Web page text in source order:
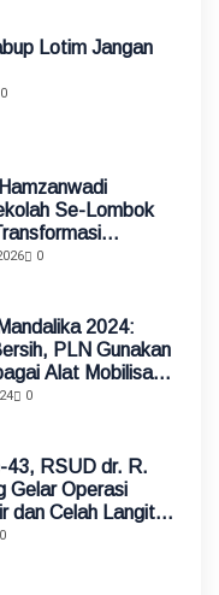
Lotim Jangan
0
Se-Lombok
Asistensi
0
2024:
PLN Gunakan
Alat Mobilisasi
0
43, RSUD dr. R.
Gelar Operasi
dan Celah Langit-
0